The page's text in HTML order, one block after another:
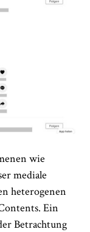
wie
mediale
heterogenen
Ein
Betrachtung